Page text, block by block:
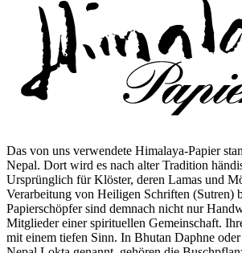
Das von uns verwendete Himalaya-Papier
Nepal. Dort wird es nach alter Tradition
Ursprünglich für Klöster, deren Lamas und
Verarbeitung von Heiligen Schriften (Sutren)
Papierschöpfer sind demnach nicht nur
Mitglieder einer spirituellen Gemeinschaft.
mit einem tiefen Sinn. In Bhutan Daphne